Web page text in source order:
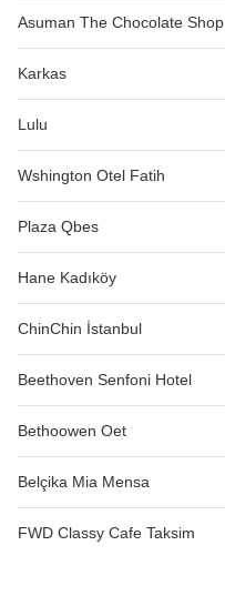
Asuman The Chocolate Shop
Karkas
Lulu
Wshington Otel Fatih
Plaza Qbes
Hane Kadıköy
ChinChin İstanbul
Beethoven Senfoni Hotel
Bethoowen Oet
Belçika Mia Mensa
FWD Classy Cafe Taksim